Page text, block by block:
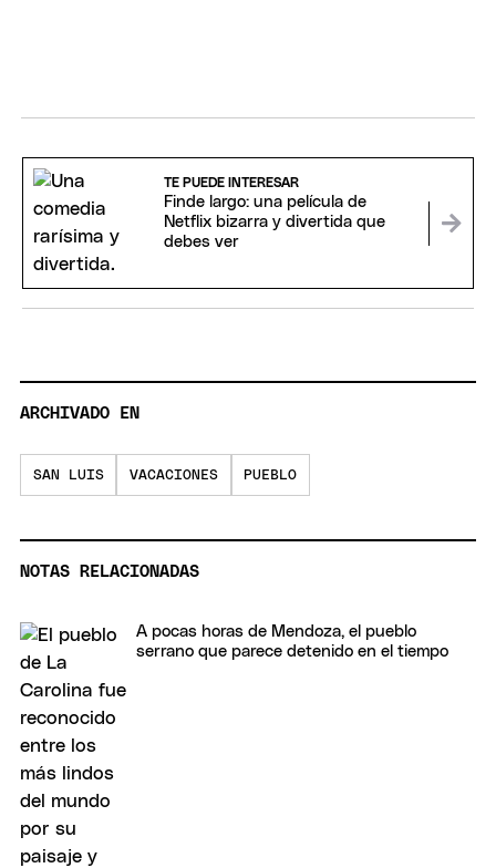
TE PUEDE INTERESAR
Finde largo: una película de
Netflix bizarra y divertida que
debes ver
ARCHIVADO EN
SAN LUIS VACACIONES PUEBLO
NOTAS RELACIONADAS
A pocas horas de Mendoza, el pueblo
serrano que parece detenido en el tiempo